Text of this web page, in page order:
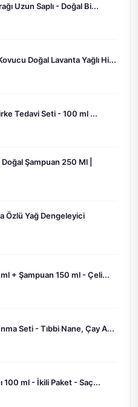
Uzun Saplı - Doğal Bi...
Doğal Lavanta Yağlı Hi...
Tedavi Seti - 100 ml ...
Şampuan 250 Ml |
Özlü Yağ Dengeleyici
+ Şampuan 150 ml - Çeli...
Seti - Tıbbi Nane, Çay A...
100 ml - İkili Paket - Saç...